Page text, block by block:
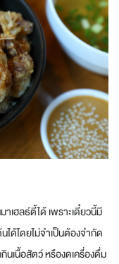
าเฮลธ์ตี้ได้ เพราะเดี๋ยวนี้มี
ได้โดยไม่จำเป็นต้องจำกัด
นเนื้อสัตว์ หรืองดเครื่องดื่ม